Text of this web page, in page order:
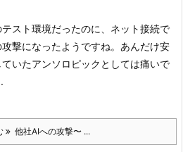
スト環境だったのに、ネット接続で
撃になったようですね。 あんだけ安
いたアンソロピックとしては痛いで
他社AIへの攻撃〜 ...